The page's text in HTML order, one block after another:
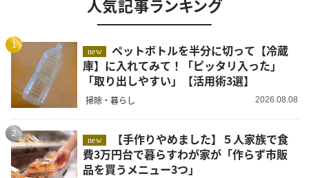
人気記事ランキング
1
new
ペットボトルを半分に切って【冷蔵
庫】に入れてみて！「ピッタリ入った」
「取り出しやすい」【活用術3選】
掃除・暮らし 2026.08.08
2
new
費3万円台で暮らすわが家が「作らず市販
品を買うメニュー3つ」